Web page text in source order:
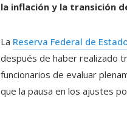
la inflación y la transición
La Reserva Federal de
después de haber realizado
funcionarios de evaluar
que la pausa en los ajustes